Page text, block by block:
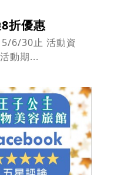
折優惠
6/30止 活動資
動期...